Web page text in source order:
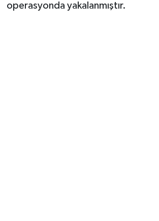
operasyonda yakalanmıştır.